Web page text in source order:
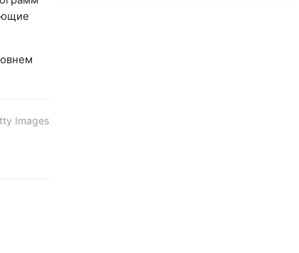
Images